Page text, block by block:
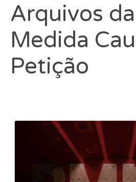
Arquivos
Medida
Petição